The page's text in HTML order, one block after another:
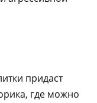
придаст
где можно